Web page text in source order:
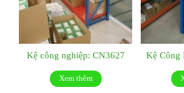
Kệ công nghiệp: CN3627
Xem thêm
Kệ Công